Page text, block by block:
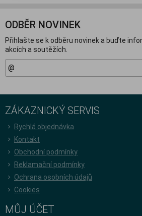
ODBĚR NOVINEK
Přihlašte se k odběru novinek a buďte
akcích a soutěžích.
ZÁKAZNICKÝ SERVIS
Rychlá objednávka
Kontakt
Obchodní podmínky
Reklamační podmínky
Ochrana osobních údajů
Cookies
MŮJ ÚČET